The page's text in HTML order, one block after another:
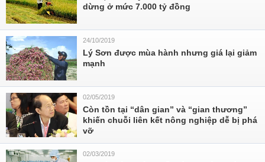
dừng ở mức 7.000 tỷ đồng
24/10/2019
Lý Sơn được mùa hành nhưng giá lại giảm
mạnh
02/05/2019
Còn tồn tại “dân gian” và “gian thương”
khiến chuỗi liên kết nông nghiệp dễ bị phá
vỡ
02/03/2019